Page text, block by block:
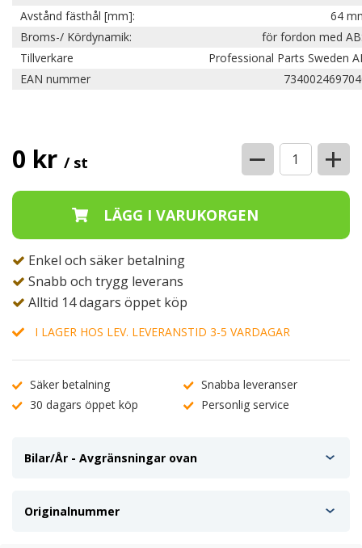
Avstånd fästhål [mm]:
64
Broms-/ Kördynamik:
för fordon med
Tillverkare
Professional Parts Sweden
EAN nummer
0 kr / st − +
Enkel och säker betalning
Snabb och trygg leverans
Alltid 14 dagars öppet köp
I LAGER HOS LEV. LEVERANSTID 3-5 VARDAGAR
Säker betalning
Snabba leveranser
30 dagars öppet köp
Personlig service
Bilar/År - Avgränsningar ovan
Originalnummer